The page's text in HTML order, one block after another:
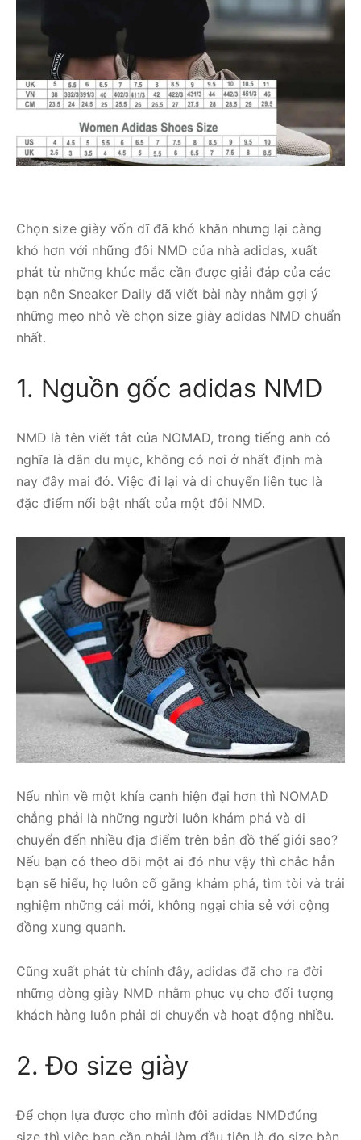
Chọn size giày vốn dĩ đã khó khăn nhưng lại càng
khó hơn với những đôi NMD của nhà adidas, xuất
phát từ những khúc mắc cần được giải đáp của các
bạn nên Sneaker Daily đã viết bài này nhằm gợi ý
những mẹo nhỏ về chọn size giày adidas NMD chuẩn
nhất.
1. Nguồn gốc adidas NMD
NMD là tên viết tắt của NOMAD, trong tiếng anh có
nghĩa là dân du mục, không có nơi ở nhất định mà
nay đây mai đó. Việc đi lại và di chuyển liên tục là
đặc điểm nổi bật nhất của một đôi NMD.
Nếu nhìn về một khía cạnh hiện đại hơn thì NOMAD
chẳng phải là những người luôn khám phá và di
chuyển đến nhiều địa điểm trên bản đồ thế giới sao?
Nếu bạn có theo dõi một ai đó như vậy thì chắc hẳn
bạn sẽ hiểu, họ luôn cố gắng khám phá, tìm tòi và trải
nghiệm những cái mới, không ngại chia sẻ với cộng
đồng xung quanh.
Cũng xuất phát từ chính đây, adidas đã cho ra đời
những dòng giày NMD nhằm phục vụ cho đối tượng
khách hàng luôn phải di chuyển và hoạt động nhiều.
2. Đo size giày
Để chọn lựa được cho mình đôi adidas NMDđúng
size thì việc bạn cần phải làm đầu tiên là đo size bàn